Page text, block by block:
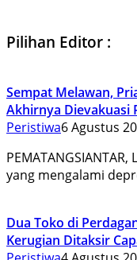
Pilihan Editor :
Sempat Melawan,
Akhirnya Dievakuasi
Peristiwa6 Agustus
yang mengalami
Dua Toko di
Kerugian Ditaksir